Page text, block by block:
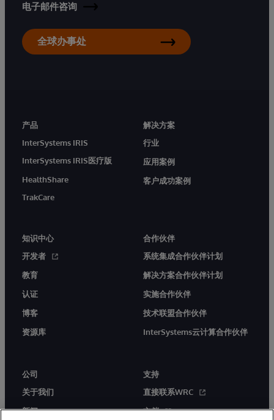
电子邮件咨询
全球办事处
产品
InterSystems IRIS
InterSystems IRIS医疗版
HealthShare
TrakCare
解决方案
行业
应用案例
客户成功案例
知识中心
开发者
教育
认证
博客
资源库
合作伙伴
系统集成合作伙伴计划
解决方案合作伙伴计划
实施合作伙伴
技术联盟合作伙伴
InterSystems云计算合作伙伴
公司
关于我们
新闻
支持
直接联系WRC
文档